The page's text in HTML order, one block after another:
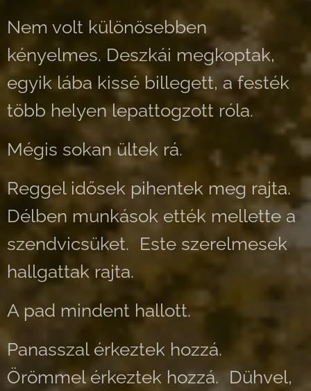
Nem volt különösebben
kényelmes. Deszkái megkoptak,
egyik lába kissé billegett, a festék
több helyen lepattogzott róla.
Mégis sokan ültek rá.
Reggel idősek pihentek meg rajta.
Délben munkások ették mellette a
szendvicsüket. Este szerelmesek
hallgattak rajta.
A pad mindent hallott.
Panasszal érkeztek hozzá.
Örömmel érkeztek hozzá. Dühvel,